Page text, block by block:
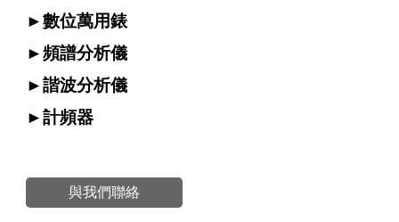
►數位萬用錶
►頻譜分析儀
►諧波分析儀
►計頻器
與我們聯絡